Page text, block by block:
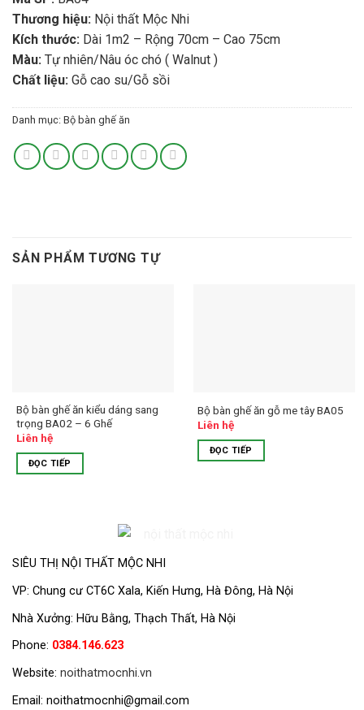
Thương hiệu: Nội thất Mộc Nhi
Kích thước: Dài 1m2 – Rộng 70cm – Cao 75cm
Màu: Tự nhiên/Nâu óc chó ( Walnut )
Chất liệu: Gỗ cao su/Gỗ sồi
Danh mục: Bộ bàn ghế ăn
SẢN PHẨM TƯƠNG TỰ
Bộ bàn ghế ăn kiểu dáng sang
trọng BA02 – 6 Ghế
Liên hệ
ĐỌC TIẾP
Bộ bàn ghế ăn gỗ me tây BA05
Liên hệ
ĐỌC TIẾP
SIÊU THỊ NỘI THẤT MỘC NHI
VP: Chung cư CT6C Xala, Kiến Hưng, Hà Đông, Hà Nội
Nhà Xưởng: Hữu Bằng, Thạch Thất, Hà Nội
Phone: 0384.146.623
Website: noithatmocnhi.vn
Email: noithatmocnhi@gmail.com